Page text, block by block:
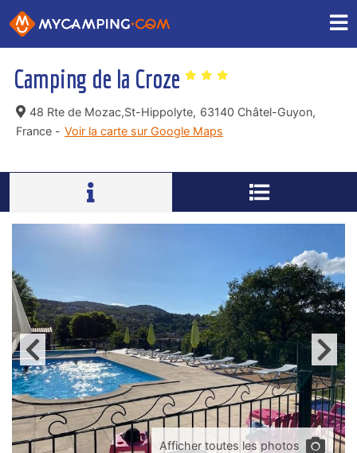
Camping de la Croze
48 Rte de Mozac,St-Hippolyte, 63140 Châtel-Guyon,
France - Voir la carte sur Google Maps
Afficher toutes les photos